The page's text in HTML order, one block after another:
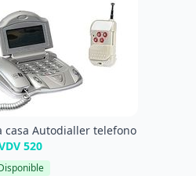
casa Autodialler telefono
520